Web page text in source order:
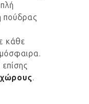
πούδρας
κάθε
.